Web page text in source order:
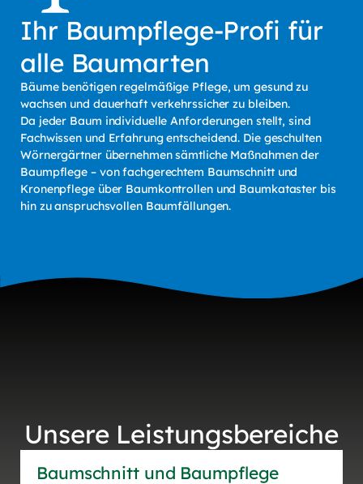
Ihr Baumpflege-Profi für
alle Baumarten
Bäume benötigen regelmäßige Pflege, um gesund zu
wachsen und dauerhaft verkehrssicher zu bleiben.
Da jeder Baum individuelle Anforderungen stellt, sind
Fachwissen und Erfahrung entscheidend. Die geschulten
Wörnergärtner übernehmen sämtliche Maßnahmen der
Baumpflege – von fachgerechtem Baumschnitt und
Kronenpflege über Baumkontrollen und Baumkataster bis
hin zu anspruchsvollen Baumfällungen.
Unsere Leistungsbereiche
Baumschnitt und Baumpflege